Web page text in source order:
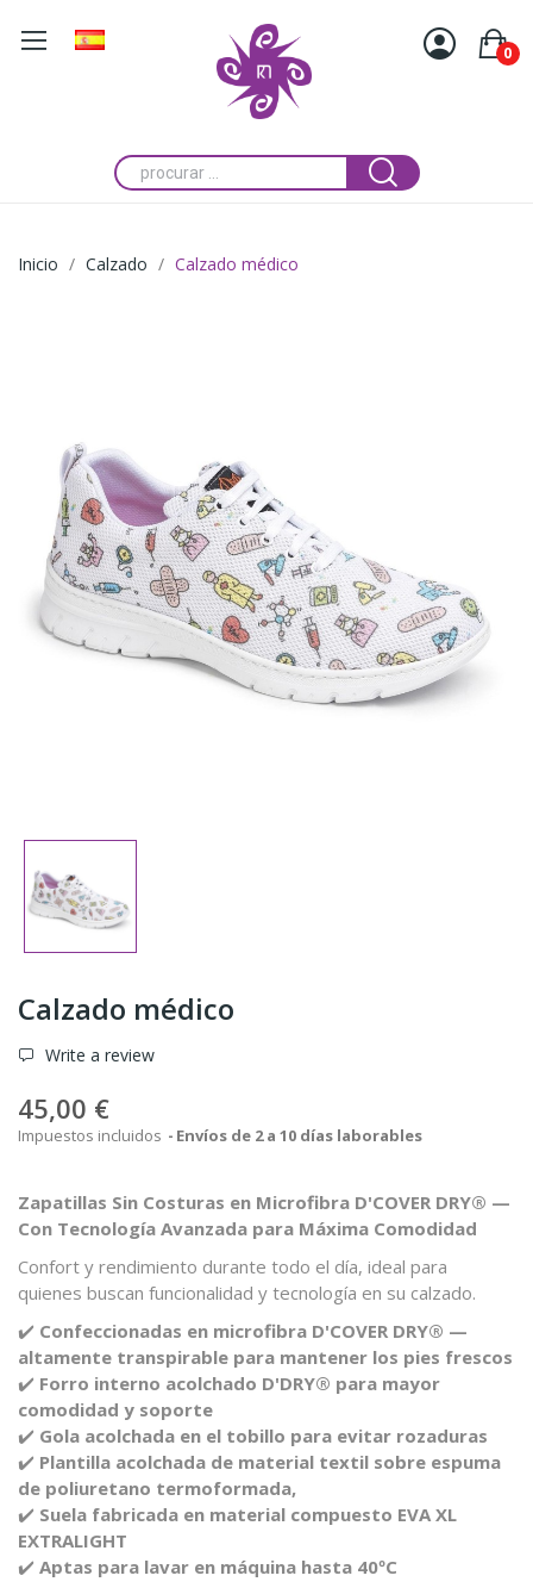
0
Inicio Calzado Calzado médico
Calzado médico
Write a review
45,00 €
Impuestos incluidos Envíos de 2 a 10 días laborables
Zapatillas Sin Costuras en Microfibra D'COVER DRY® —
Con Tecnología Avanzada para Máxima Comodidad
Confort y rendimiento durante todo el día, ideal para
quienes buscan funcionalidad y tecnología en su calzado.
✔️ Confeccionadas en microfibra D'COVER DRY® —
altamente transpirable para mantener los pies frescos
✔️ Forro interno acolchado D'DRY® para mayor
comodidad y soporte
✔️ Gola acolchada en el tobillo para evitar rozaduras
✔️ Plantilla acolchada de material textil sobre espuma
de poliuretano termoformada,
✔️ Suela fabricada en material compuesto EVA XL
EXTRALIGHT
✔️ Aptas para lavar en máquina hasta 40ºC